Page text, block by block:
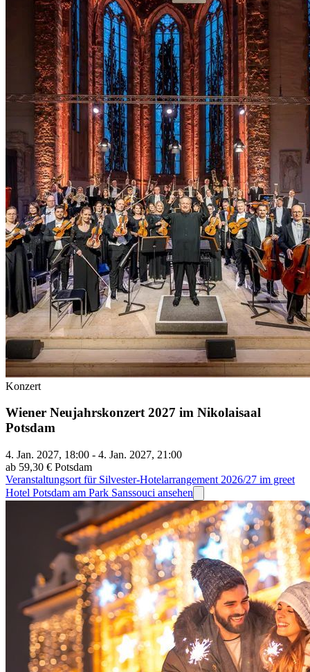
Konzert
Wiener Neujahrskonzert 2027 im Nikolaisaal
Potsdam
4. Jan. 2027, 18:00 - 4. Jan. 2027, 21:00
ab 59,30 € Potsdam
Veranstaltungsort für Silvester-Hotelarrangement 2026/27 im greet
Hotel Potsdam am Park Sanssouci ansehen